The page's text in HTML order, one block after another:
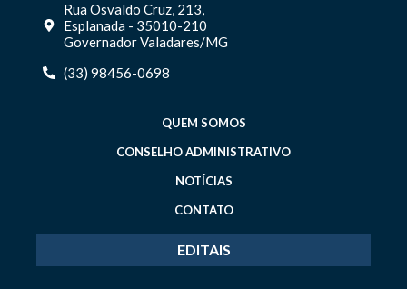
Rua Osvaldo Cruz, 213,
Esplanada - 35010-210
Governador Valadares/MG
(33) 98456-0698
QUEM SOMOS
CONSELHO ADMINISTRATIVO
NOTÍCIAS
CONTATO
EDITAIS